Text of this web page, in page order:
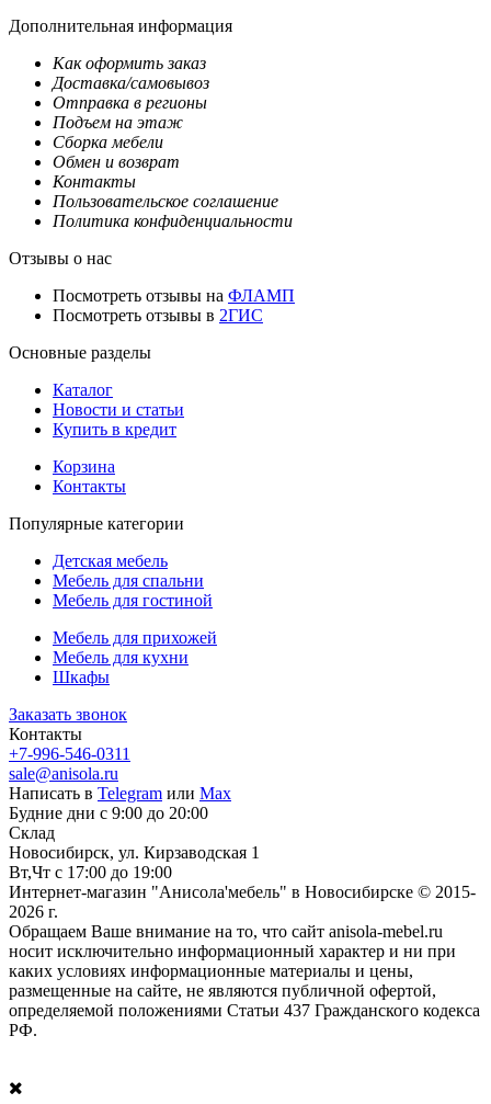
Дополнительная информация
Как оформить заказ
Доставка/самовывоз
Отправка в регионы
Подъем на этаж
Сборка мебели
Обмен и возврат
Контакты
Пользовательское соглашение
Политика конфиденциальности
Отзывы о нас
Посмотреть отзывы на ФЛАМП
Посмотреть отзывы в 2ГИС
Основные разделы
Каталог
Новости и статьи
Купить в кредит
Корзина
Контакты
Популярные категории
Детская мебель
Мебель для спальни
Мебель для гостиной
Мебель для прихожей
Мебель для кухни
Шкафы
Заказать звонок
Контакты
+7-996-546-0311
sale@anisola.ru
Написать в Telegram или Max
Будние дни с 9:00 до 20:00
Склад
Новосибирск, ул. Кирзаводская 1
Вт,Чт с 17:00 до 19:00
Интернет-магазин "Анисола'мебель" в Новосибирске © 2015-
2026 г.
Обращаем Ваше внимание на то, что сайт anisola-mebel.ru
носит исключительно информационный характер и ни при
каких условиях информационные материалы и цены,
размещенные на сайте, не являются публичной офертой,
определяемой положениями Статьи 437 Гражданского кодекса
РФ.